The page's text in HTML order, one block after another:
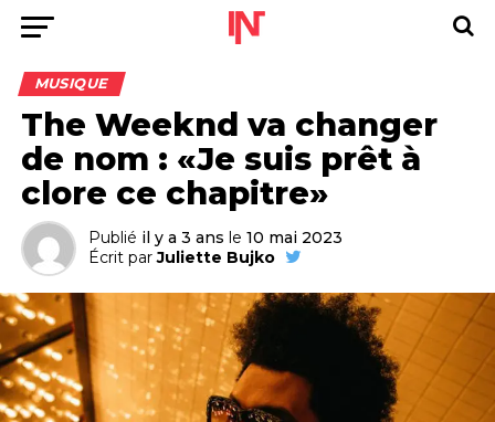
MUSIQUE
The Weeknd va changer
de nom : «Je suis prêt à
clore ce chapitre»
Publié il y a 3 ans le 10 mai 2023
Écrit par Juliette Bujko